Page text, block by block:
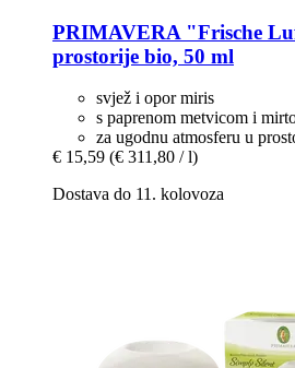
PRIMAVERA "Frische
prostorije bio, 50 ml
svjež i opor miris
s paprenom metvicom i
za ugodnu atmosferu u
€ 15,59 (€ 311,80 / l)
Dostava do 11. kolovoza